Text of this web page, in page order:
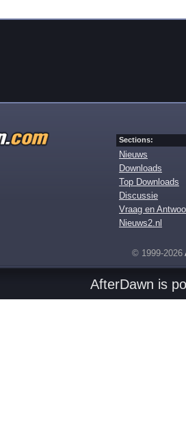
Sections:
Nieuws
Downloads
Top Downloads
Discussie
Vraag en
Nieuws2.nl
© 1999-2026
AfterDawn is